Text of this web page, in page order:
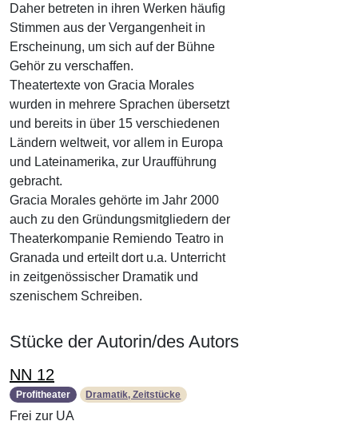
Daher betreten in ihren Werken häufig
Stimmen aus der Vergangenheit in
Erscheinung, um sich auf der Bühne
Gehör zu verschaffen.
Theatertexte von Gracia Morales
wurden in mehrere Sprachen übersetzt
und bereits in über 15 verschiedenen
Ländern weltweit, vor allem in Europa
und Lateinamerika, zur Uraufführung
gebracht.
Gracia Morales gehörte im Jahr 2000
auch zu den Gründungsmitgliedern der
Theaterkompanie Remiendo Teatro in
Granada und erteilt dort u.a. Unterricht
in zeitgenössischer Dramatik und
szenischem Schreiben.
Stücke der Autorin/des Autors
NN 12
Profitheater Dramatik, Zeitstücke
Frei zur UA